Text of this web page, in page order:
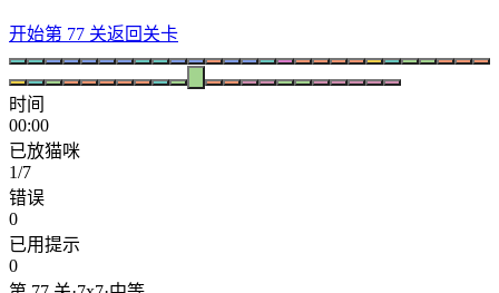
开始第 77 关返回关卡
时间
00:00
已放猫咪
1/7
错误
0
已用提示
0